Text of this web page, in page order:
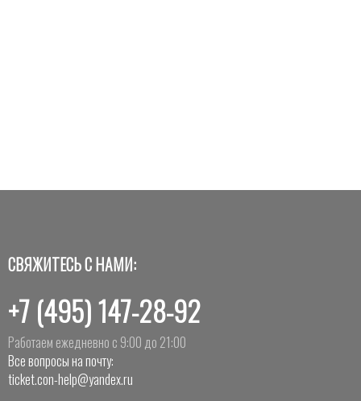
СВЯЖИТЕСЬ С НАМИ:
+7 (495) 147-28-92
Работаем ежедневно с 9:00 до 21:00
Все вопросы на почту:
ticket.con-help@yandex.ru